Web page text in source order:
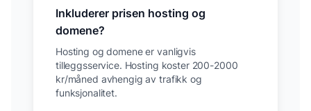
Inkluderer prisen hosting og
domene?
Hosting og domene er vanligvis
tilleggsservice. Hosting koster 200-2000
kr/måned avhengig av trafikk og
funksjonalitet.